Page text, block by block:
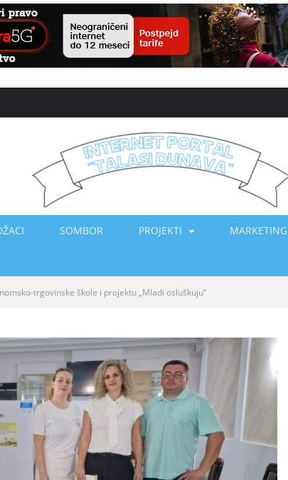
SOMBOR PROJEKTI MARKETING
trgovinske škole i projektu „Mladi osluškuju“